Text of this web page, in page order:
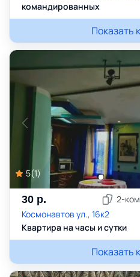
командированных
Показать
5(1)
30 р. 2-
Космонавтов ул., 16к2
Квартира на часы и сутки
Показать